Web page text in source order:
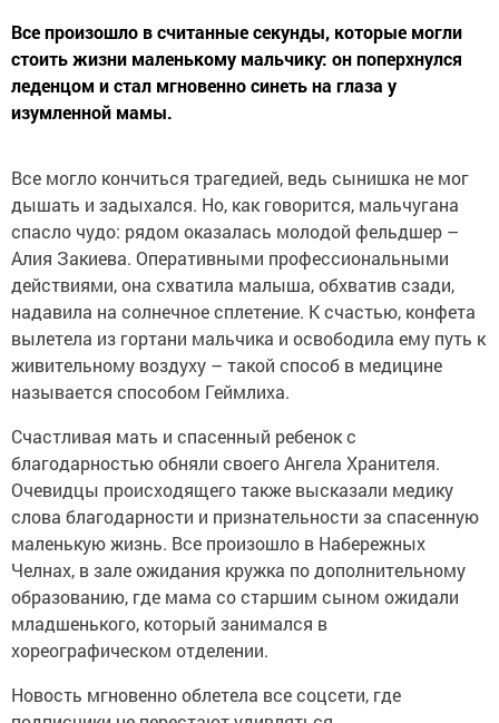
Все произошло в считанные секунды, которые могли
стоить жизни маленькому мальчику: он поперхнулся
леденцом и стал мгновенно синеть на глаза у
изумленной мамы.
Все могло кончиться трагедией, ведь сынишка не мог
дышать и задыхался. Но, как говорится, мальчугана
спасло чудо: рядом оказалась молодой фельдшер –
Алия Закиева. Оперативными профессиональными
действиями, она схватила малыша, обхватив сзади,
надавила на солнечное сплетение. К счастью, конфета
вылетела из гортани мальчика и освободила ему путь к
живительному воздуху – такой способ в медицине
называется способом Геймлиха.
Счастливая мать и спасенный ребенок с
благодарностью обняли своего Ангела Хранителя.
Очевидцы происходящего также высказали медику
слова благодарности и признательности за спасенную
маленькую жизнь. Все произошло в Набережных
Челнах, в зале ожидания кружка по дополнительному
образованию, где мама со старшим сыном ожидали
младшенького, который занимался в
хореографическом отделении.
Новость мгновенно облетела все соцсети, где